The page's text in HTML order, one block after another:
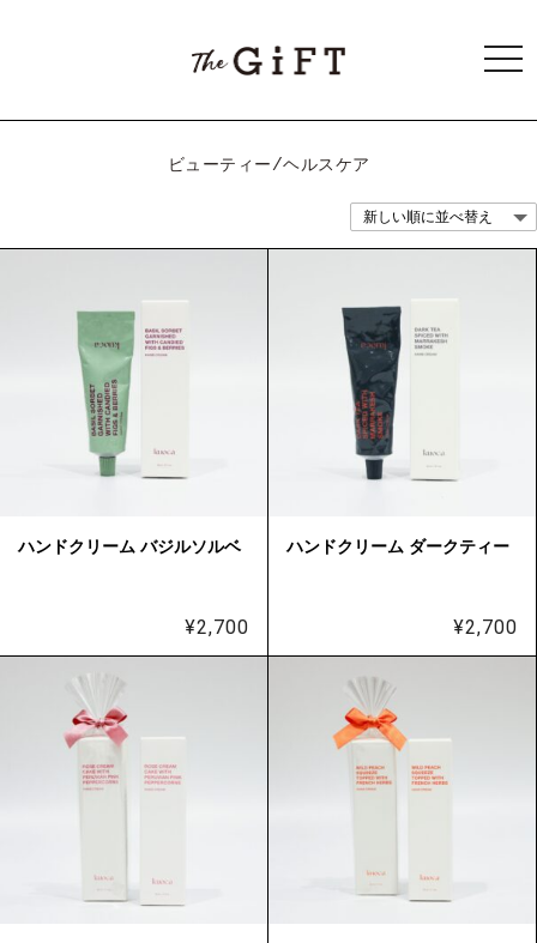
ビューティー/ヘルスケア
ハンドクリーム バジルソルベ
¥2,700
ハンドクリーム ダークティー
¥2,700